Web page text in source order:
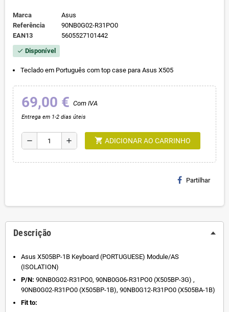
Marca
Asus
Referência
90NB0G02-R31PO0
EAN13
5605527101442
check Disponível
Teclado em Português com top case para Asus X505
69,00 € Com IVA
Entrega em 1-2 dias úteis
remove add shopping_cart ADICIONAR AO CARRINHO
Partilhar
Descrição
Asus X505BP-1B Keyboard (PORTUGUESE) Module/AS
(ISOLATION)
P/N: 90NB0G02-R31PO0, 90NB0G06-R31PO0 (X505BP-3G) ,
90NB0G02-R31PO0 (X505BP-1B), 90NB0G12-R31PO0 (X505BA-1B)
Fit to: